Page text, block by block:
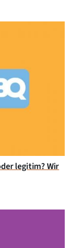
legitim? Wir